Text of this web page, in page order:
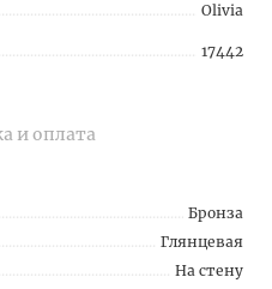
Olivia
17442
и оплата
Бронза
Глянцевая
На стену